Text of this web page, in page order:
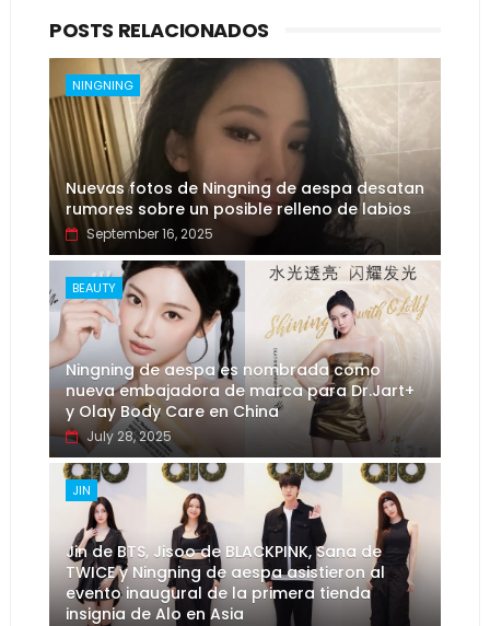
POSTS RELACIONADOS
NINGNING
Nuevas fotos de Ningning de aespa desatan
rumores sobre un posible relleno de labios
September 16, 2025
BEAUTY
Ningning de aespa es nombrada como
nueva embajadora de marca para Dr.Jart+
y Olay Body Care en China
July 28, 2025
JIN
Jin de BTS, Jisoo de BLACKPINK, Sana de
TWICE y Ningning de aespa asistieron al
evento inaugural de la primera tienda
insignia de Alo en Asia